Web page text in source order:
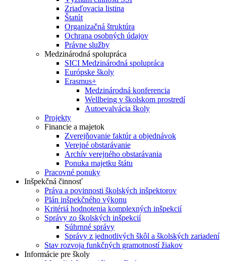
Zriaďovacia listina
Štatút
Organizačná štruktúra
Ochrana osobných údajov
Právne služby
Medzinárodná spolupráca
SICI Medzinárodná spolupráca
Európske školy
Erasmus+
Medzinárodná konferencia
Wellbeing v školskom prostredí
Autoevalvácia školy
Projekty
Financie a majetok
Zverejňovanie faktúr a objednávok
Verejné obstarávanie
Archív verejného obstarávania
Ponuka majetku štátu
Pracovné ponuky
Inšpekčná činnosť
Práva a povinnosti školských inšpektorov
Plán inšpekčného výkonu
Kritériá hodnotenia komplexných inšpekcií
Správy zo školských inšpekcií
Súhrnné správy
Správy z jednotlivých škôl a školských zariadení
Stav rozvoja funkčných gramotností žiakov
Informácie pre školy